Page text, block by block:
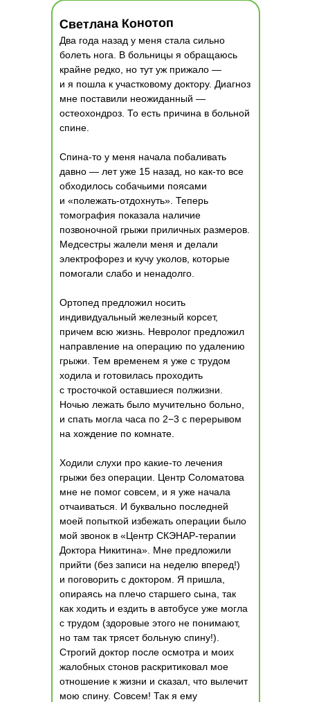
Светлана Конотоп
Два года назад у меня стала сильно
болеть нога. В больницы я обращаюсь
крайне редко, но тут уж прижало —
и я пошла к участковому доктору. Диагноз
мне поставили неожиданный —
остеохондроз. То есть причина в больной
спине.
Спина-то у меня начала побаливать
давно — лет уже 15 назад, но как-то все
обходилось собачьими поясами
и «полежать-отдохнуть». Теперь
томография показала наличие
позвоночной грыжи приличных размеров.
Медсестры жалели меня и делали
электрофорез и кучу уколов, которые
помогали слабо и ненадолго.
Ортопед предложил носить
индивидуальный железный корсет,
причем всю жизнь. Невролог предложил
направление на операцию по удалению
грыжи. Тем временем я уже с трудом
ходила и готовилась проходить
с тросточкой оставшиеся полжизни.
Ночью лежать было мучительно больно,
и спать могла часа по 2−3 с перерывом
на хождение по комнате.
Ходили слухи про какие-то лечения
грыжи без операции. Центр Соломатова
мне не помог совсем, и я уже начала
отчаиваться. И буквально последней
моей попыткой избежать операции было
мой звонок в «Центр СКЭНАР-терапии
Доктора Никитина». Мне предложили
прийти (без записи на неделю вперед!)
и поговорить с доктором. Я пришла,
опираясь на плечо старшего сына, так
как ходить и ездить в автобусе уже могла
с трудом (здоровые этого не понимают,
но там так трясет больную спину!).
Строгий доктор после осмотра и моих
жалобных стонов раскритиковал мое
отношение к жизни и сказал, что вылечит
мою спину. Совсем! Так я ему